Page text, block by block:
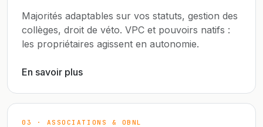
Majorités adaptables sur vos statuts, gestion des
collèges, droit de véto. VPC et pouvoirs natifs :
les propriétaires agissent en autonomie.
En savoir plus
03 · ASSOCIATIONS & OBNL